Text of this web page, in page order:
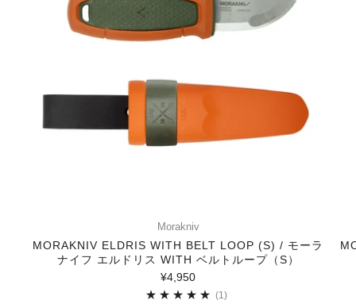
Morakniv
MORAKNIV ELDRIS WITH BELT LOOP (S) / モーラ
ナイフ エルドリス WITH ベルトループ（S）
¥4,950
(1)1